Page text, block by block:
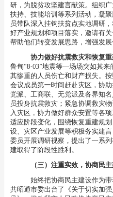
研，为脱贫攻坚建言献策。组织
扶持、技能培训等系列活动，凝
员带队深入挂钩扶贫点实地调研
好产业规划和项目落实，邀请有
帮助他们转变发展思路，增强发展
协力做好抗震救灾和恢复重
鲁甸“8·03”地震等一场场突如其来
其惨重的人员伤亡和财产损失。
会议成员第一时间赶赴灾区，协
党派、工商联、无党派及各界知
员投身抗震救灾；紧急协调救灾
入灾区，协力做好群众安置等各
适应阶段变化，围绕恢复重建规
设、灾区产业发展等积极务实建
委员开展调研视察，提出了一系
建取得了阶段性胜利。
（三）注重实效，协商民
始终把协商民主建设作为
共昭通市委出台了《关于切实加强